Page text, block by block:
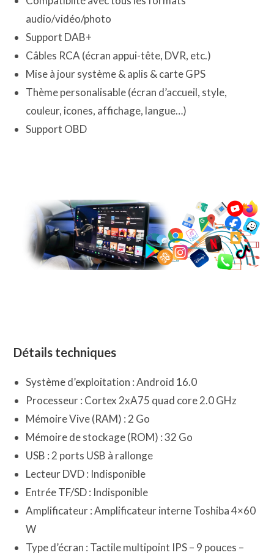
audio/vidéo/photo
Support DAB+
Câbles RCA (écran appui-tête, DVR, etc.)
Mise à jour système & aplis & carte GPS
Thème personalisable (écran d’accueil, style,
couleur, icones, affichage, langue…)
Support OBD
Détails techniques
Système d’exploitation : Android 16.0
Processeur : Cortex 2xA75 quad core 2.0 GHz
Mémoire Vive (RAM) : 2 Go
Mémoire de stockage (ROM) : 32 Go
USB : 2 ports USB à rallonge
Lecteur DVD : Indisponible
Entrée TF/SD : Indisponible
Amplificateur : Amplificateur interne Toshiba 4×60
W
Type d’écran : Tactile multipoint IPS – 9 pouces –